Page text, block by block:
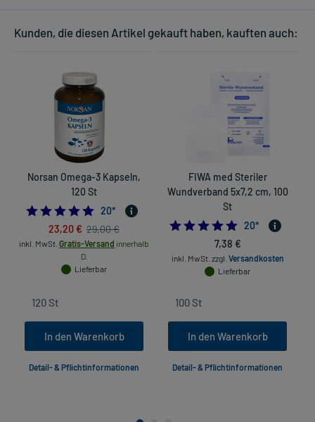
Kunden, die diesen Artikel gekauft haben, kauften auch:
Norsan Omega-3 Kapseln,
120 St
5.0
20*
23,20 € 29,00 €
inkl. MwSt. Gratis-Versand innerhalb
D.
Lieferbar
In den Warenkorb
Detail- & Pflichtinformationen
FIWA med Steriler
Wundverband 5x7,2 cm, 100
St
4.75
20*
7,38 €
inkl. MwSt. zzgl. Versandkosten
Lieferbar
In den Warenkorb
Detail- & Pflichtinformationen